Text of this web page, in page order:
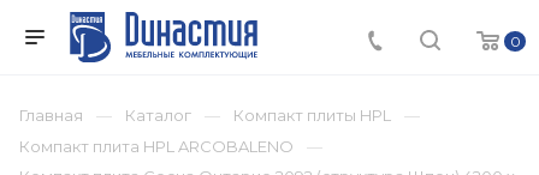
0
Главная Каталог
Компакт плиты HPL
Компакт плита HPL ARCOBALENO